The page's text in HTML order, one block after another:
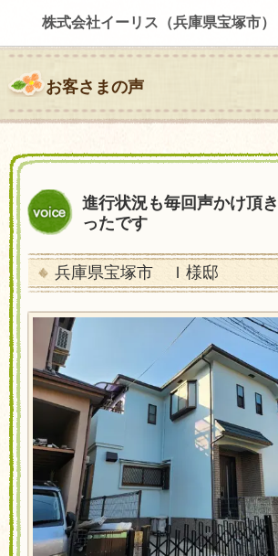
株式会社イーリス（兵庫県宝塚市）
お客さまの声
進行状況も毎回声かけ頂
ったです
兵庫県宝塚市 Ｉ様邸